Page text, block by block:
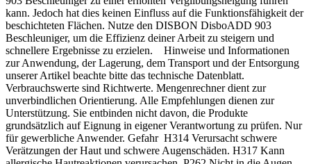
kann. Jedoch hat dies keinen Einfluss auf die Funktionsfähigkeit der
beschichteten Flächen. Nutze den DISBON DisboADD 903
Beschleuniger, um die Effizienz deiner Arbeit zu steigern und
schnellere Ergebnisse zu erzielen. Hinweise und Informationen
zur Anwendung, der Lagerung, dem Transport und der Entsorgung
unserer Artikel beachte bitte das technische Datenblatt.
Verbrauchswerte sind Richtwerte. Mengenrechner dient zur
unverbindlichen Orientierung. Alle Empfehlungen dienen zur
Unterstützung. Sie entbinden nicht davon, die Produkte
grundsätzlich auf Eignung in eigener Verantwortung zu prüfen. Nur
für gewerbliche Anwender. Gefahr H314 Verursacht schwere
Verätzungen der Haut und schwere Augenschäden. H317 Kann